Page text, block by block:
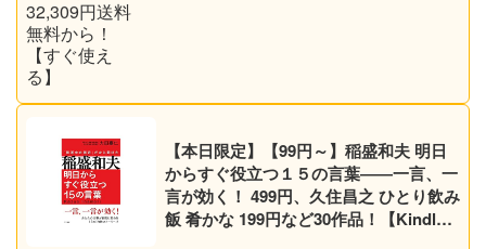
【本日限定】【99円～】稲盛和夫 明日
からすぐ役立つ１５の言葉――一言、一
言が効く！ 499円、久住昌之 ひとり飲み
飯 肴かな 199円など30作品！【Kindle